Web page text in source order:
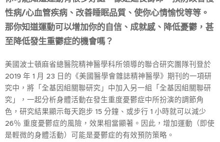
性病/心血管疾病、改善睡眠品質、使你心情愉悅等等。
那你知道運動可以增加你的自信、成就感、降低憂鬱，甚
至降低發生重鬱症的機會嗎？
美國波士頓麻省總醫院精神醫學科所領導的聯合研究團隊刊登於
2019 年 1 月 23 日的《美國醫學會雜誌精神醫學》期刊的一項研
究中，將「全基因組關聯研究」中加入另一組「全基因組關聯研
究」，一起分析身體活動在發生重度憂鬱症中所扮演的調節角
色，研究結果顯示每天跑步 15 分鐘、或步行 1 小時就可以減少
26％ 重度憂鬱症的風險，效果相當顯著。因此，增加運動（即使
是輕微的身體活動）可能是憂鬱症的有效預防策略。